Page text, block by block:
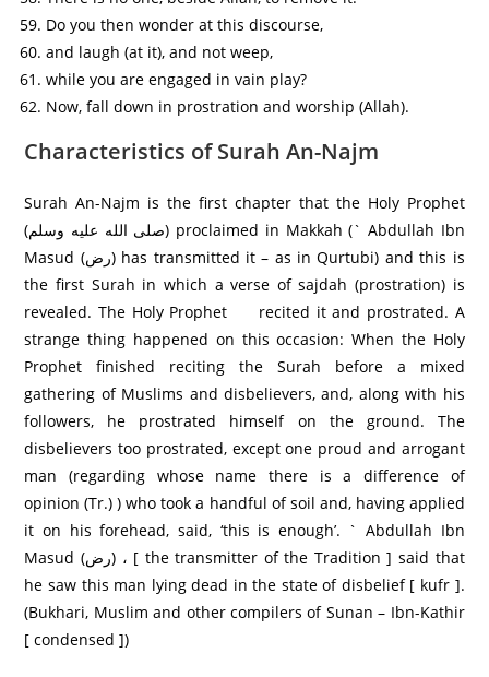
Do you then wonder at this discourse,
and laugh (at it), and not weep,
while you are engaged in vain play?
Now, fall down in prostration and worship (Allah).
Characteristics of Surah An-Najm
Surah An-Najm is the first chapter that the Holy Prophet
(صلى الله عليه وسلم) proclaimed in Makkah (` Abdullah Ibn
Masud (رض) has transmitted it – as in Qurtubi) and this is
the first Surah in which a verse of sajdah (prostration) is
revealed. The Holy Prophet recited it and prostrated. A
strange thing happened on this occasion: When the Holy
Prophet finished reciting the Surah before a mixed
gathering of Muslims and disbelievers, and, along with his
followers, he prostrated himself on the ground. The
disbelievers too prostrated, except one proud and arrogant
man (regarding whose name there is a difference of
opinion (Tr.) ) who took a handful of soil and, having applied
it on his forehead, said, ‘this is enough’. ` Abdullah Ibn
Masud (رض) ، [ the transmitter of the Tradition ] said that
he saw this man lying dead in the state of disbelief [ kufr ].
(Bukhari, Muslim and other compilers of Sunan – Ibn-Kathir
[ condensed ])